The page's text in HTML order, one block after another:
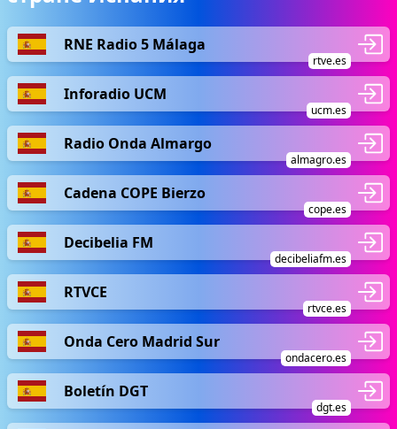
RNE Radio 5 Málaga
rtve.es
Inforadio UCM
ucm.es
Radio Onda Almargo
almagro.es
Cadena COPE Bierzo
cope.es
Decibelia FM
decibeliafm.es
RTVCE
rtvce.es
Onda Cero Madrid Sur
ondacero.es
Boletín DGT
dgt.es